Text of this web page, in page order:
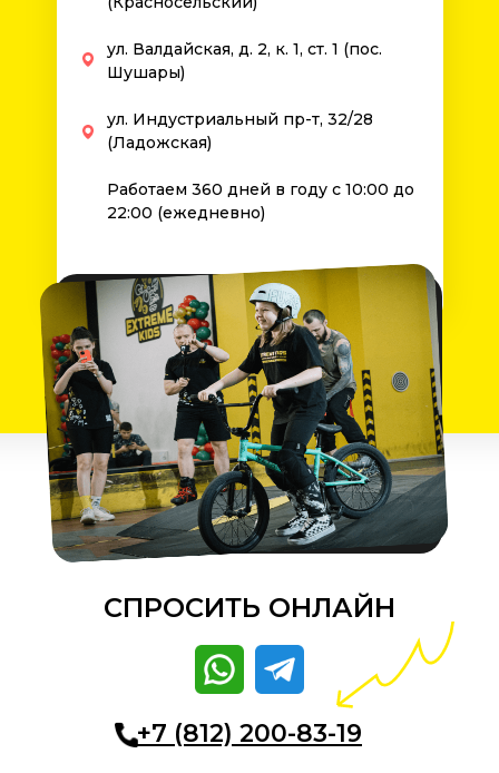
ул. Валдайская, д. 2, к. 1, ст. 1 (пос.
Шушары)
ул. Индустриальный пр-т, 32/28
(Ладожская)
Работаем 360 дней в году с 10:00 до
22:00 (ежедневно)
СПРОСИТЬ ОНЛАЙН
+7 (812) 200-83-19